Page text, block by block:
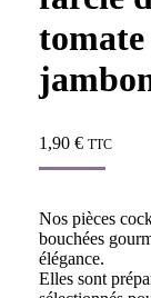
1,90 € TTC
Nos pièces
bouchées
élégance.
Elles sont